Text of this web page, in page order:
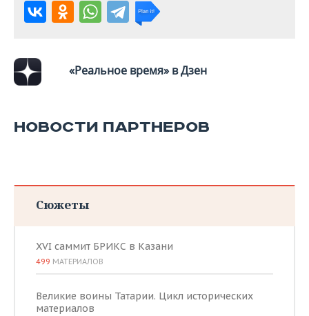
«Реальное время» в Дзен
НОВОСТИ ПАРТНЕРОВ
Сюжеты
XVI саммит БРИКС в Казани
499 МАТЕРИАЛОВ
Великие воины Татарии. Цикл исторических
материалов